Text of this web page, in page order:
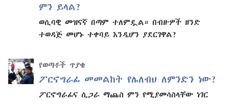
ምን ይላል?
ወሲባዊ መዝናኛ በጣም ተለምዷል። በብዙዎች ዘንድ
ተወዳጅ መሆኑ ተቀባይ እንዲሆን ያደርገዋል?
የወጣቶች ጥያቄ
ፖርኖግራፊ መመልከት የሌለብህ ለምንድን ነው?
ፖርኖግራፊና ሲጋራ ማጨስ ምን የሚያመሳስላቸው ነገር